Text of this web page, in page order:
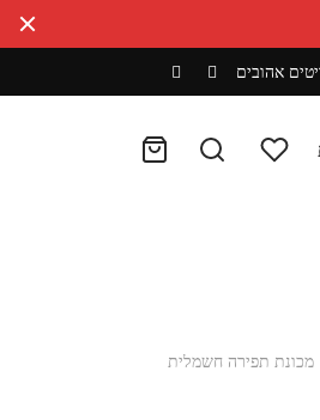
אהובים
מכונת תפירה חשמלית